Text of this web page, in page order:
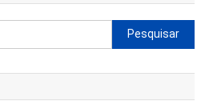
Pesquisar
por: